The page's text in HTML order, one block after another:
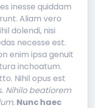
inesse quiddam
Aliam vero
dolendi, nisi
necesse est.
enim ipsa genuit
inchoatum.
Nihil opus est
Nihilo beatiorem
Nunc haec